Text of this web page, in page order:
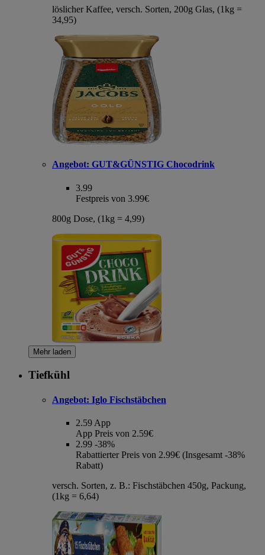
löslicher Kaffee, versch. Sorten, 200g Glas, (1kg =
34,95)
Angebot: GUT&GÜNSTIG Chocodrink
3.99
Festpreis von 3.99€
800g Dose, (1kg = 4,99)
Mehr laden
Tiefkühl
Angebot: Iglo Fischstäbchen
2.59 App
App Preis von 2.59€
2.99 -38%
Rabattierter Preis von 2.99€ (Insgesamt -38%
Rabatt)
versch. Sorten, z. B.: Fischstäbchen 450g, Packung,
(1kg = 6,64)